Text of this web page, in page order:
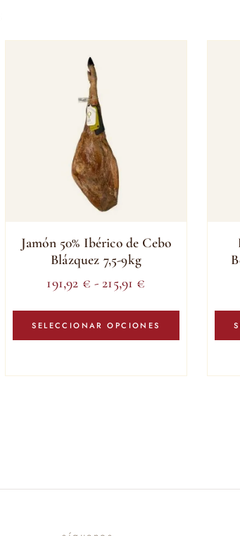
Jamón 50% Ibérico de Cebo
Blázquez 7,5-9kg
191,92 € - 215,91 €
precios:
desde
SELECCIONAR OPCIONES
Este
tiene
variantes.